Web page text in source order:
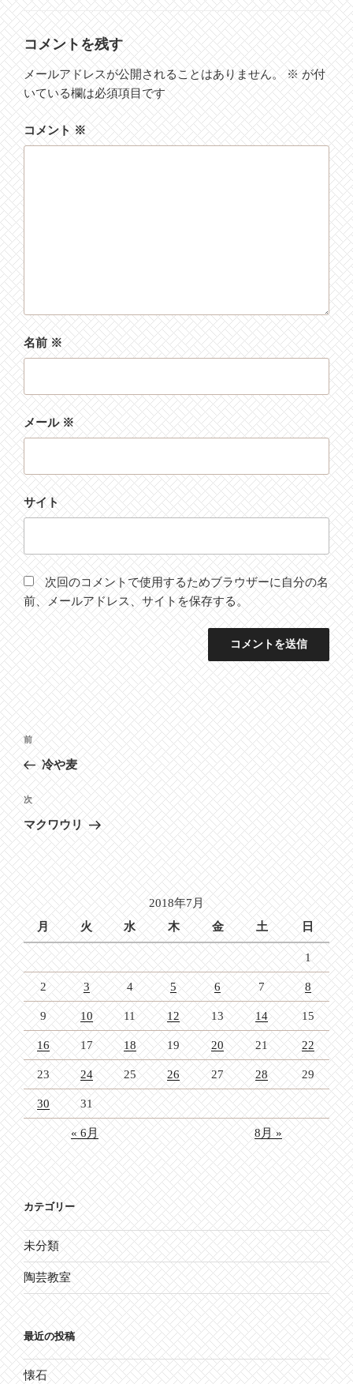
ゴ
リ
ー
コメントを残す
メールアドレスが公開されることはありません。 ※が付
いている欄は必須項目です
コメント※
名前※
メール※
サイト
次回のコメントで使用するためブラウザーに自分の名
前、メールアドレス、サイトを保存する。
投
稿
ナ
ビ
ゲ
ー
シ
ョ
ン
前
の
投
稿
前
冷や麦
次
の
投
稿
次
マクワウリ
2018年7月
月
火 水 木 金 土 日
1
2 3 4 5 6 7 8
9 10 11 12 13 14 15
16 17 18 19 20 21 22
23 24 25 26 27 28 29
30 31
« 6月 8月 »
カテゴリー
未分類
陶芸教室
最近の投稿
懐石